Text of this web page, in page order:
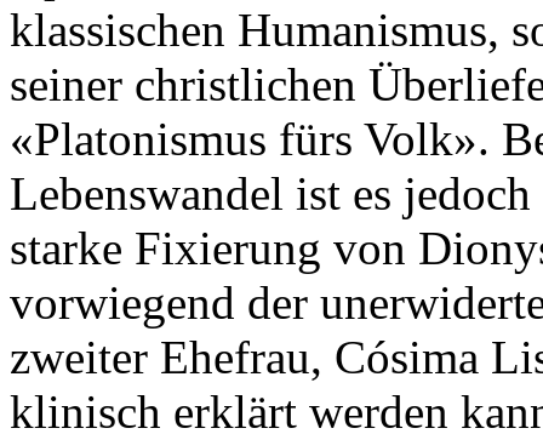
klassischen Humanismus,
seiner christlichen
«Platonismus fürs Volk».
Lebenswandel ist es
starke Fixierung von
vorwiegend der
zweiter Ehefrau, Cósima
klinisch erklärt werden